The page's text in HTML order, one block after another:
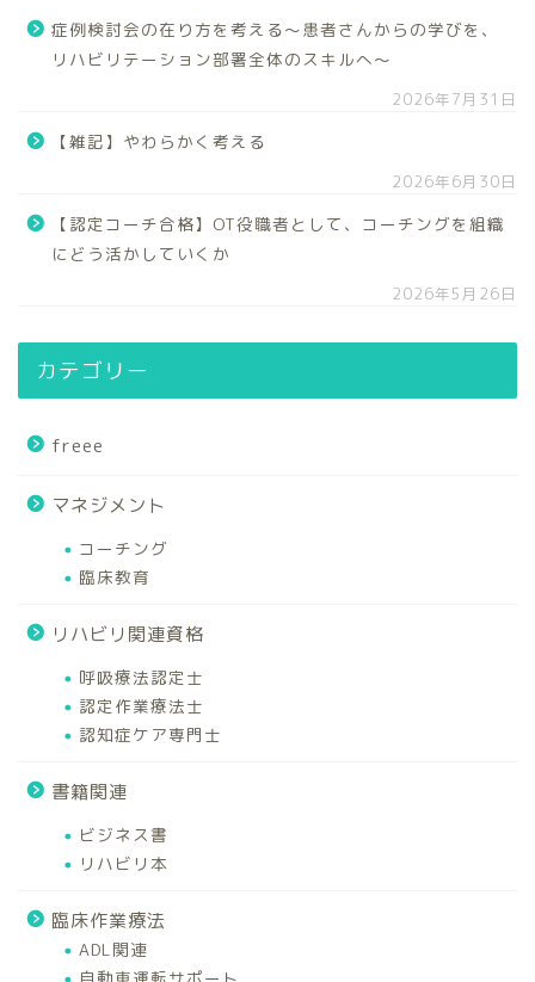
症例検討会の在り方を考える～患者さんからの学びを、
リハビリテーション部署全体のスキルへ～
2026年7月31日
【雑記】やわらかく考える
2026年6月30日
【認定コーチ合格】OT役職者として、コーチングを組織
にどう活かしていくか
2026年5月26日
カテゴリー
freee
マネジメント
コーチング
臨床教育
リハビリ関連資格
呼吸療法認定士
認定作業療法士
認知症ケア専門士
書籍関連
ビジネス書
リハビリ本
臨床作業療法
ADL関連